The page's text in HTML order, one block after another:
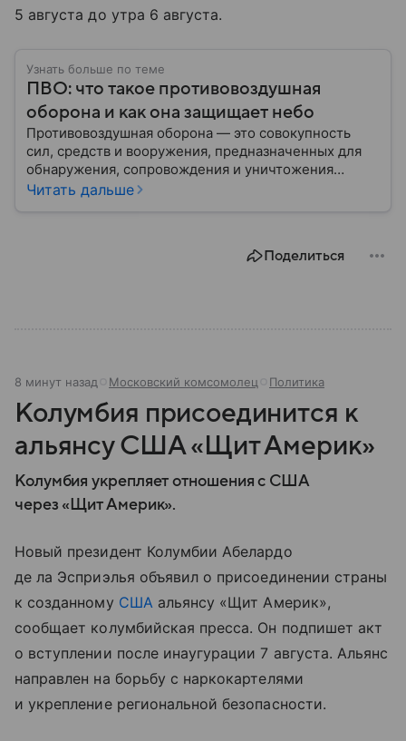
5 августа до утра 6 августа.
Узнать больше по теме
ПВО: что такое противовоздушная
оборона и как она защищает небо
Противовоздушная оборона — это совокупность
сил, средств и вооружения, предназначенных для
обнаружения, сопровождения и уничтожения
средств воздушного нападения. Современные
Читать дальше
Поделиться
8 минут назад Московский комсомолец Политика
Колумбия присоединится к
альянсу США «Щит Америк»
Колумбия укрепляет отношения с США
через «Щит Америк».
Новый президент Колумбии Абелардо
де ла Эсприэлья объявил о присоединении страны
к созданному СШАальянсу «Щит Америк»,
сообщает колумбийская пресса. Он подпишет акт
о вступлении после инаугурации 7 августа. Альянс
направлен на борьбу с наркокартелями
и укрепление региональной безопасности.